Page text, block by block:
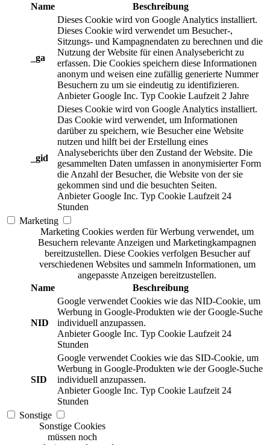
Name
Beschreibung
_ga
Dieses Cookie wird von Google Analytics installiert.
Dieses Cookie wird verwendet um Besucher-,
Sitzungs- und Kampagnendaten zu berechnen und die
Nutzung der Website für einen Analysebericht zu
erfassen. Die Cookies speichern diese Informationen
anonym und weisen eine zufällig generierte Nummer
Besuchern zu um sie eindeutig zu identifizieren.
Anbieter Google Inc. Typ Cookie Laufzeit 2 Jahre
_gid
Dieses Cookie wird von Google Analytics installiert.
Das Cookie wird verwendet, um Informationen
darüber zu speichern, wie Besucher eine Website
nutzen und hilft bei der Erstellung eines
Analyseberichts über den Zustand der Website. Die
gesammelten Daten umfassen in anonymisierter Form
die Anzahl der Besucher, die Website von der sie
gekommen sind und die besuchten Seiten.
Anbieter Google Inc. Typ Cookie Laufzeit 24
Stunden
Marketing
Marketing Cookies werden für Werbung verwendet, um
Besuchern relevante Anzeigen und Marketingkampagnen
bereitzustellen. Diese Cookies verfolgen Besucher auf
verschiedenen Websites und sammeln Informationen, um
angepasste Anzeigen bereitzustellen.
Name
Beschreibung
NID
Google verwendet Cookies wie das NID-Cookie, um
Werbung in Google-Produkten wie der Google-Suche
individuell anzupassen.
Anbieter Google Inc. Typ Cookie Laufzeit 24
Stunden
SID
Google verwendet Cookies wie das SID-Cookie, um
Werbung in Google-Produkten wie der Google-Suche
individuell anzupassen.
Anbieter Google Inc. Typ Cookie Laufzeit 24
Stunden
Sonstige
Sonstige Cookies
müssen noch